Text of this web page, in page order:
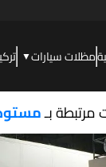
مظلات سيارات▼
مرتبطة بـ